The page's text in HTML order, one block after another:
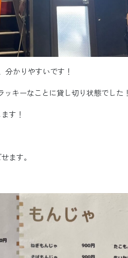
かりやすいです！
キーなことに貸し切り状態でした！
す！
ます。